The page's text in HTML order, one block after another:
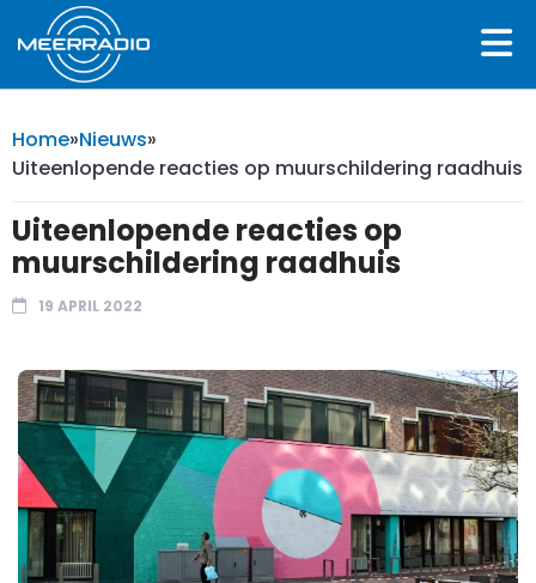
Home»Nieuws»
Uiteenlopende reacties op muurschildering raadhuis
Uiteenlopende reacties op
muurschildering raadhuis
19 APRIL 2022